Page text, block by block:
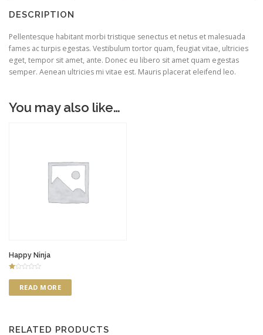
DESCRIPTION
Pellentesque habitant morbi tristique senectus et netus et malesuada
fames ac turpis egestas. Vestibulum tortor quam, feugiat vitae, ultricies
eget, tempor sit amet, ante. Donec eu libero sit amet quam egestas
semper. Aenean ultricies mi vitae est. Mauris placerat eleifend leo.
You may also like…
Happy Ninja
te
READ MORE
RELATED PRODUCTS